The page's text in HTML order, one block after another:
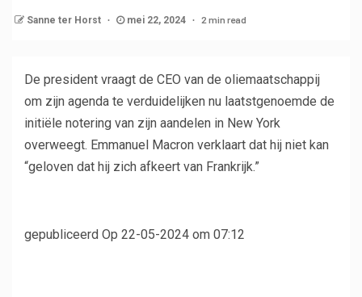
Sanne ter Horst mei 22, 2024 2 min read
De president vraagt ​​de CEO van de oliemaatschappij
om zijn agenda te verduidelijken nu laatstgenoemde de
initiële notering van zijn aandelen in New York
overweegt. Emmanuel Macron verklaart dat hij niet kan
“geloven dat hij zich afkeert van Frankrijk.”
gepubliceerd Op 22-05-2024 om 07:12